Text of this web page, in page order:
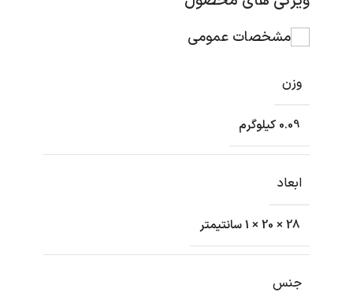
مشخصات عمومی
وزن
0.09 کیلوگرم
ابعاد
28 × 20 × 1 سانتیمتر
جنس